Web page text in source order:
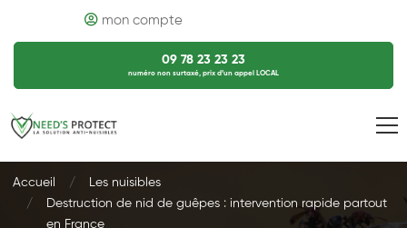
mon compte
09 78 23 23 23
numéro non surtaxé, prix d’un appel LOCAL
Accueil
Les nuisibles
Destruction de nid de guêpes : intervention rapide partout
en France